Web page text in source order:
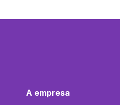
A empresa